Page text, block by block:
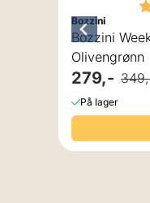
Bozzini
Bozzini
Olivengrønn
279,-
På lager